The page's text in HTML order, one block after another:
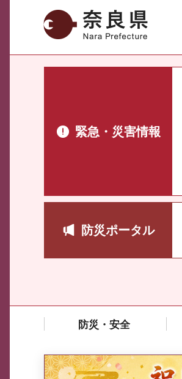
奈良県
緊急・災害情報
防災ポータル
防災・安全